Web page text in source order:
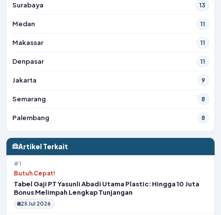
Surabaya 13
Medan 11
Makassar 11
Denpasar 11
Jakarta 9
Semarang 8
Palembang 8
Artikel Terkait
#1
Butuh Cepat!
Tabel Gaji PT Yasunli Abadi Utama Plastic: Hingga 10 Juta
Bonus Melimpah Lengkap Tunjangan
25 Jul 2026